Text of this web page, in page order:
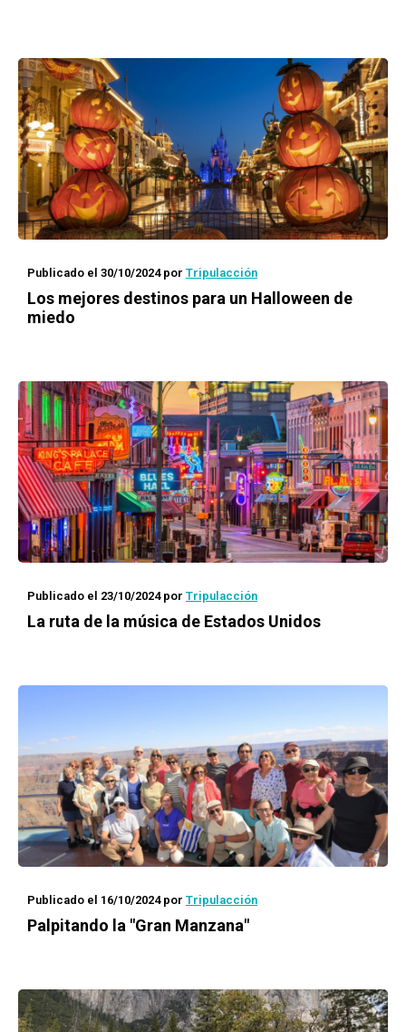
Publicado el 30/10/2024por Tripulacción
Los mejores destinos para un Halloween de
miedo
Publicado el 23/10/2024por Tripulacción
La ruta de la música de Estados Unidos
Publicado el 16/10/2024por Tripulacción
Palpitando la "Gran Manzana"